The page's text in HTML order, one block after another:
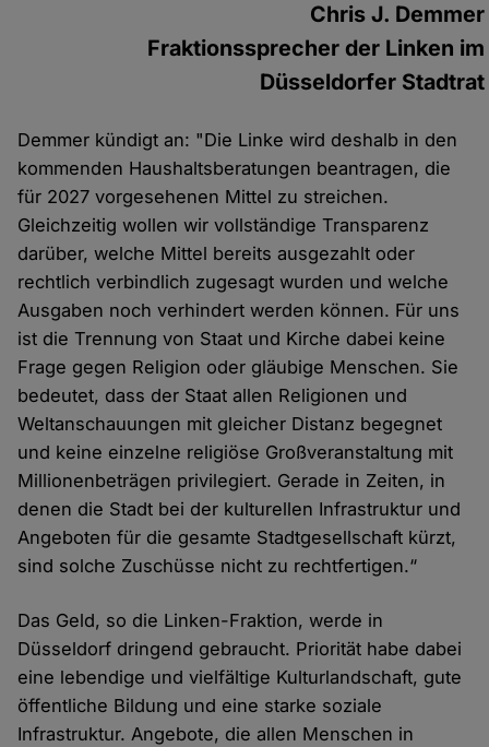
Chris J. Demmer
Fraktionssprecher der Linken im
Düsseldorfer Stadtrat
Demmer kündigt an: "Die Linke wird deshalb in den
kommenden Haushaltsberatungen beantragen, die
für 2027 vorgesehenen Mittel zu streichen.
Gleichzeitig wollen wir vollständige Transparenz
darüber, welche Mittel bereits ausgezahlt oder
rechtlich verbindlich zugesagt wurden und welche
Ausgaben noch verhindert werden können. Für uns
ist die Trennung von Staat und Kirche dabei keine
Frage gegen Religion oder gläubige Menschen. Sie
bedeutet, dass der Staat allen Religionen und
Weltanschauungen mit gleicher Distanz begegnet
und keine einzelne religiöse Großveranstaltung mit
Millionenbeträgen privilegiert. Gerade in Zeiten, in
denen die Stadt bei der kulturellen Infrastruktur und
Angeboten für die gesamte Stadtgesellschaft kürzt,
sind solche Zuschüsse nicht zu rechtfertigen.“
Das Geld, so die Linken-Fraktion, werde in
Düsseldorf dringend gebraucht. Priorität habe dabei
eine lebendige und vielfältige Kulturlandschaft, gute
öffentliche Bildung und eine starke soziale
Infrastruktur. Angebote, die allen Menschen in